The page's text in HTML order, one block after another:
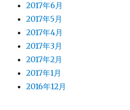
2017年6月
2017年5月
2017年4月
2017年3月
2017年2月
2017年1月
2016年12月